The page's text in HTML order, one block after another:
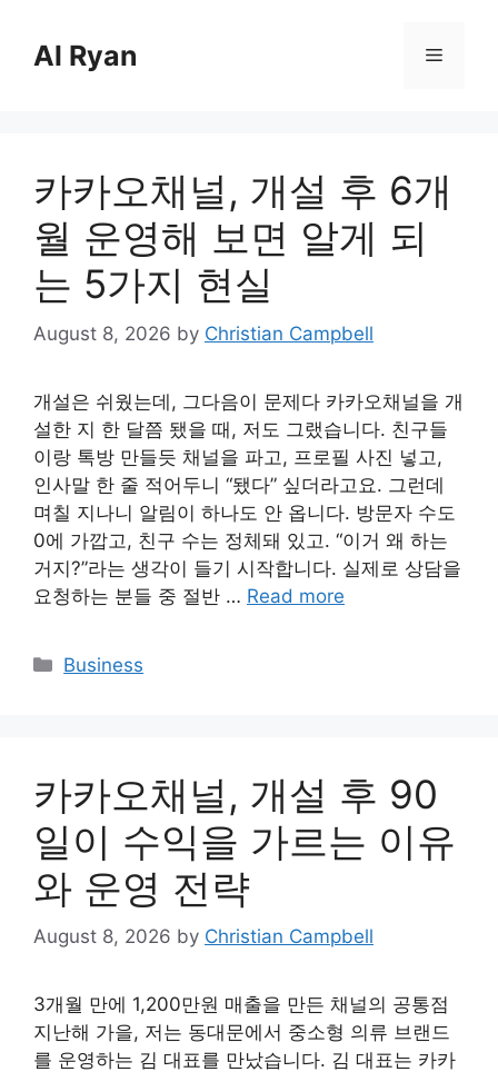
contentAl Ryan Menu
카카오채널, 개설 후 6개
월 운영해 보면 알게 되
는 5가지 현실
August 8, 2026 by Christian Campbell
개설은 쉬웠는데, 그다음이 문제다 카카오채널을 개
설한 지 한 달쯤 됐을 때, 저도 그랬습니다. 친구들
이랑 톡방 만들듯 채널을 파고, 프로필 사진 넣고,
인사말 한 줄 적어두니 “됐다” 싶더라고요. 그런데
며칠 지나니 알림이 하나도 안 옵니다. 방문자 수도
0에 가깝고, 친구 수는 정체돼 있고. “이거 왜 하는
거지?”라는 생각이 들기 시작합니다. 실제로 상담을
요청하는 분들 중 절반 … Read more
Categories
Business
카카오채널, 개설 후 90
일이 수익을 가르는 이유
와 운영 전략
August 8, 2026 by Christian Campbell
3개월 만에 1,200만원 매출을 만든 채널의 공통점
지난해 가을, 저는 동대문에서 중소형 의류 브랜드
를 운영하는 김 대표를 만났습니다. 김 대표는 카카